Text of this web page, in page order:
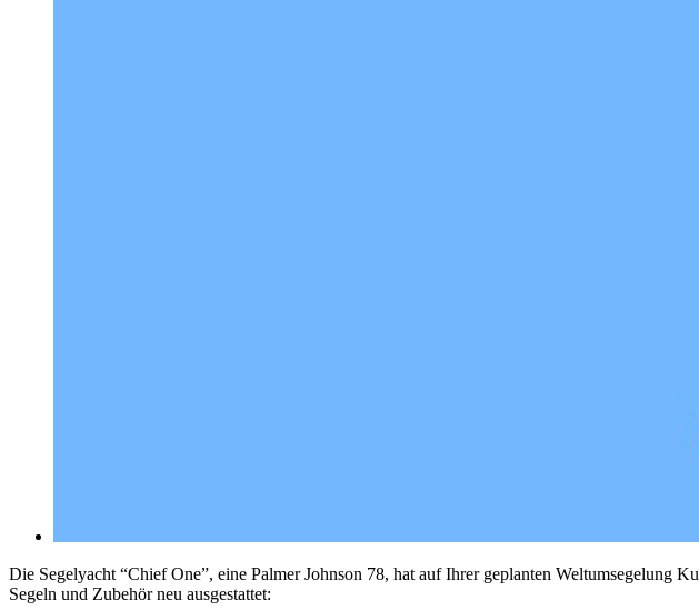
Die Segelyacht “Chief One”, eine Palmer Johnson 78, hat auf Ihrer geplanten Weltumsegelung
Segeln und Zubehör neu ausgestattet: